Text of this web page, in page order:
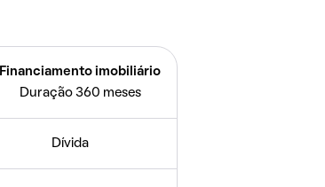
Financiamento imobiliário
Duração 360 meses
Dívida